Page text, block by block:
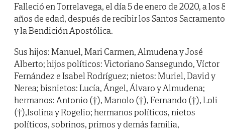
Falleció en Torrelavega, el día 5 de enero de 2020, a los
años de edad, después de recibir los Santos
y la Bendición Apostólica.
Sus hijos: Manuel, Mari Carmen, Almudena y José
Alberto; hijos políticos: Victoriano Sansegundo, Víctor
Fernández e Isabel Rodríguez; nietos: Muriel, David y
Nerea; bisnietos: Lucía, Ángel, Álvaro y Almudena;
hermanos: Antonio (†), Manolo (†), Fernando (†), Loli
(†),Isolina y Rogelio; hermanos políticos, nietos
políticos, sobrinos, primos y demás familia,